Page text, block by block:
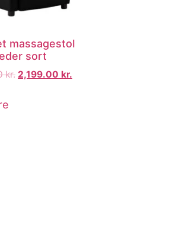
massagestol
sort
kr. 2,199.00 kr.